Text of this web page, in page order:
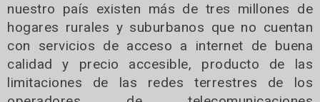
nuestro país existen más de tres millones de
hogares rurales y suburbanos que no cuentan
con servicios de acceso a internet de buena
calidad y precio accesible, producto de las
limitaciones de las redes terrestres de los